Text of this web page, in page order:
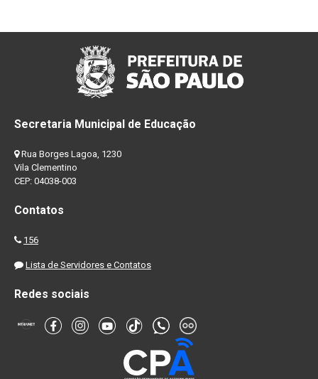
Secretaria Municipal de Educação
Rua Borges Lagoa, 1230
Vila Clementino
CEP: 04038-003
Contatos
156
Lista de Servidores e Contatos
Redes sociais